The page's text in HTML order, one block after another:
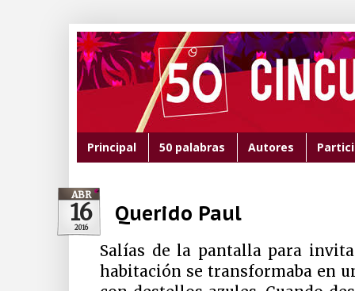
Principal 50 palabras Autores
ABR
16
2016
Querido Paul
Salías de la pantalla para
habitación se transformaba en